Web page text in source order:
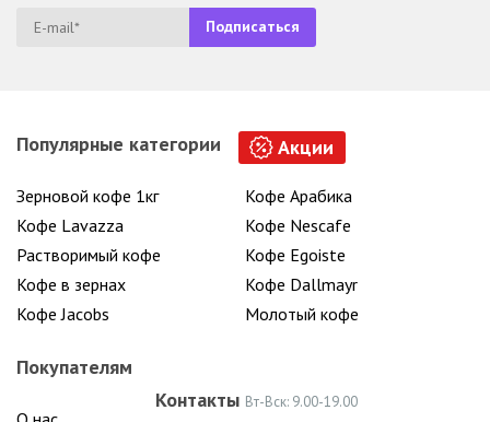
Популярные категории Акции
Зерновой кофе 1кг
Кофе Арабика
Кофе Lavazza
Кофе Nescafe
Растворимый кофе
Кофе Egoiste
Кофе в зернах
Кофе Dallmayr
Кофе Jacobs
Молотый кофе
Покупателям
Контакты Вт-Вск: 9.00-19.00